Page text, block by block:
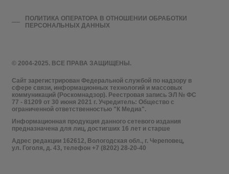
© 2004-2025. ВСЕ ПРАВА ЗАЩИЩЕНЫ.
Сайт зарегистрирован Федеральной службой по надзору в
сфере связи, информационных технологий и массовых
коммуникаций (Роскомнадзор). Реестровая запись ЭЛ № ФС
77 - 81209 от 30 июня 2021 г. Учредитель: Общество с
ограниченной ответственностью "К Медиа".
Информационная продукция данного сетевого издания
предназначена для лиц, достигших 16 лет и старше
Адрес редакции 162612, Вологодская обл., г. Череповец,
ул. Гоголя, д. 43, телефон +7 (8202) 28-20-40
ПОЛИТИКА ОПЕРАТОРА В ОТНОШЕНИИ ОБРАБОТКИ
ПЕРСОНАЛЬНЫХ ДАННЫХ